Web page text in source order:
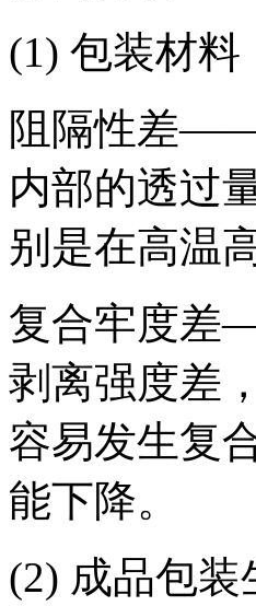
(1) 包装材料
阻隔性差——
内部的透过
别是在高温
复合牢度差
剥离强度差
容易发生复
能下降。
(2) 成品包装